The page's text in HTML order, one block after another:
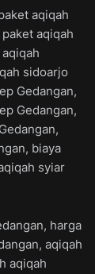
aqiqah
aqiqah
sidoarjo
Gedangan,
Gedangan,
biaya
syiar
harga
aqiqah
aqiqah